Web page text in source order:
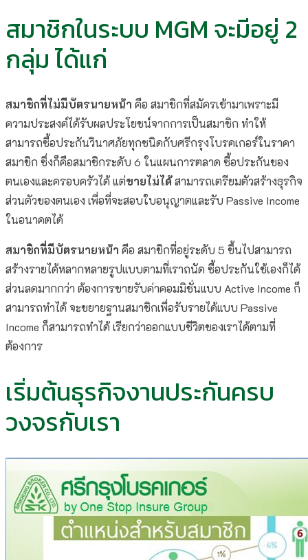
สมาชิกในระบบ MGM จะมีอยู่ 2
กลุ่ม ได้แก่
สมาชิกที่ไม่มีบัตรนายหน้า คือ สมาชิกที่สมัครเข้ามาเพราะมี
ความประสงค์ได้รับผลประโยชน์จากการเป็นสมาชิก ทำให้
สามารถซื้อประกันวินาศภัยทุกชนิดกับศรีกรุงโบรคเกอร์ในราคา
สมาชิก ซึ่งก็คือสมาชิกระดับ 6 ในแผนการตลาด ซื้อประกันของ
ตนเองและครอบครัวได้ แต่ขายไม่ได้สามารถเตรียมตัวสร้างธุรกิจ
ส่วนตัวของตนเอง เพื่อที่จะสอบใบอนุญาตและรับ Passive Income
ในอนาคตได้
สมาชิกที่มีบัตรนายหน้า คือ สมาชิกที่อยู่ระดับ 5 ขึ้นไปสามารถ
สร้างรายได้หลากหลายรูปแบบตามที่เราถนัด ซื้อประกันใช้เองก็ได้
ส่วนลดมากกว่า ต้องการขายรับค่าคอมมิชั่นแบบ Active Income ก็
สามารถทำได้ จะขยายฐานสมาชิกเพื่อรับรายได้แบบ Passive
Income ก็สามารถทำได้ เรียกว่าออกแบบชีวิตของเราได้ตามที่
ต้องการ
เริ่มต้นธุรกิจงานประกันครบ
วงจรกับเรา